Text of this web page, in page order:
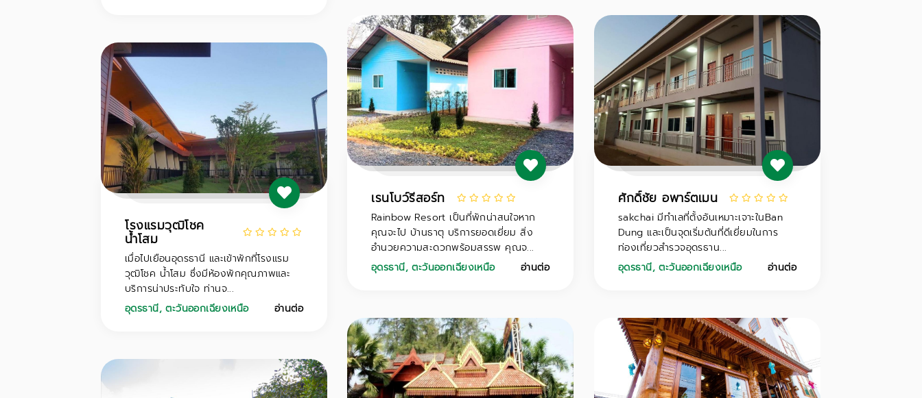
เรนโบว์รีสอร์ท
Rainbow Resort เป็นที่พักน่าสนใจหาก
คุณจะไป บ้านธาตุ บริการยอดเยี่ยม สิ่ง
อำนวยความสะดวกพร้อมสรรพ คุณจ...
อุดรธานี,ตะวันออกเฉียงเหนือ อ่านต่อ
ศักดิ์ชัย อพาร์ตเมน
sakchai มีทำเลที่ตั้งอันเหมาะเจาะในBan
Dung และเป็นจุดเริ่มต้นที่ดีเยี่ยมในการ
ท่องเที่ยวสำรวจอุดรธาน...
อุดรธานี,ตะวันออกเฉียงเหนือ อ่านต่อ
โรงแรมวุฒิโชค
น้ำโสม
เมื่อไปเยือนอุดรธานี และเข้าพักที่โรงแรม
วุฒิโชค น้ำโสม ซึ่งมีห้องพักคุณภาพและ
บริการน่าประทับใจ ท่านจ...
อุดรธานี,ตะวันออกเฉียงเหนือ อ่านต่อ